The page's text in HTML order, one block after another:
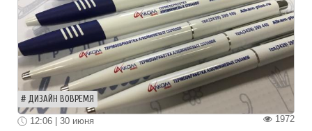
ДИЗАЙН ВОВРЕМЯ
1972
12:06 | 30 июня